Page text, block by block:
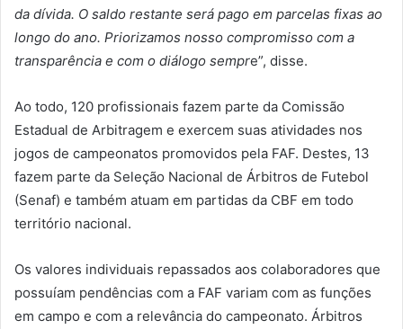
da dívida. O saldo restante será pago em parcelas fixas ao
longo do ano. Priorizamos nosso compromisso com a
transparência e com o diálogo sempre”, disse.
Ao todo, 120 profissionais fazem parte da Comissão
Estadual de Arbitragem e exercem suas atividades nos
jogos de campeonatos promovidos pela FAF. Destes, 13
fazem parte da Seleção Nacional de Árbitros de Futebol
(Senaf) e também atuam em partidas da CBF em todo
território nacional.
Os valores individuais repassados aos colaboradores que
possuíam pendências com a FAF variam com as funções
em campo e com a relevância do campeonato. Árbitros